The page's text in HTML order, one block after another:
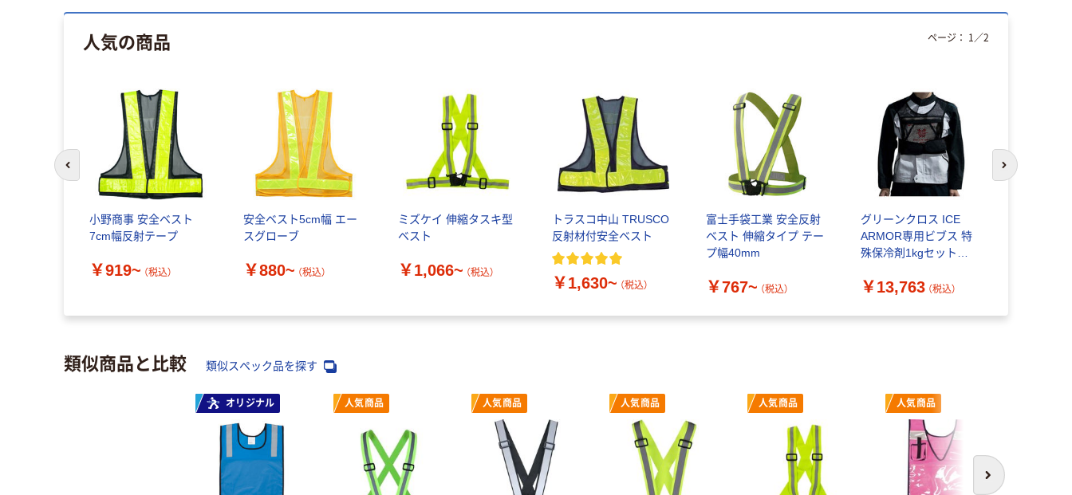
人気の商品
小野商事 安全ベスト
7cm幅反射テープ
￥919~ （税込）
安全ベスト5cm幅 エー
スグローブ
￥880~ （税込）
ミズケイ 伸縮タスキ型
ベスト
￥1,066~ （税込）
トラスコ中山 TRUSCO
反射材付安全ベスト
￥1,630~ （税込）
富士手袋工業 安全反射
ベスト 伸縮タイプ テー
プ幅40mm
￥767~ （税込）
グリーンクロス ICE
ARMOR専用ビブス 特
殊保冷剤1kgセット
（直送品）
￥13,763 （税込）
ページ： 1／2
前のスライドへ 次のスライド
類似商品と比較 類似スペック品を探す
次へ
オリジナル 人気商品 人気商品 人気商品 人気商品 人気商品